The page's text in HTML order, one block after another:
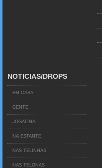
NOTICIAS/DROPS
EM CASA
GENTE
JOGATINA
NA ESTANTE
NAS TELINHAS
NAS TELONAS